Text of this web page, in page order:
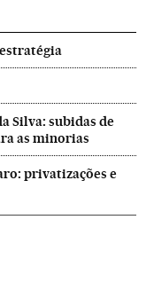
Silva: subidas de
as minorias
privatizações e